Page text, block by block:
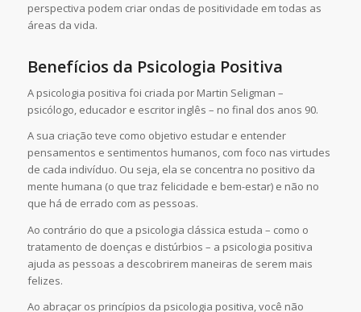
perspectiva podem criar ondas de positividade em todas as
áreas da vida.
Benefícios da Psicologia Positiva
A psicologia positiva foi criada por Martin Seligman –
psicólogo, educador e escritor inglês – no final dos anos 90.
A sua criação teve como objetivo estudar e entender
pensamentos e sentimentos humanos, com foco nas virtudes
de cada indivíduo. Ou seja, ela se concentra no positivo da
mente humana (o que traz felicidade e bem-estar) e não no
que há de errado com as pessoas.
Ao contrário do que a psicologia clássica estuda – como o
tratamento de doenças e distúrbios – a psicologia positiva
ajuda as pessoas a descobrirem maneiras de serem mais
felizes.
Ao abraçar os princípios da psicologia positiva, você não